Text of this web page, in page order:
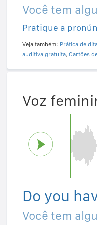
Você tem
Pratique a
Veja também: Prática de
auditiva gratuita, Cartões
Voz
Do you
Você tem